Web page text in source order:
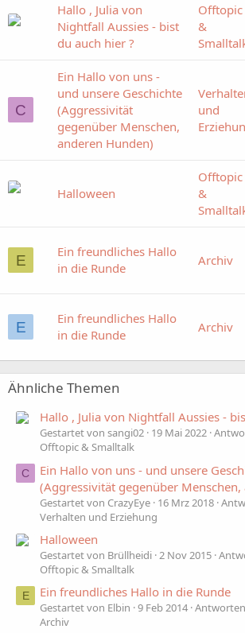
Hallo , Julia von
Nightfall Aussies - bist
du auch hier ?
Offtopic
&
C
Ein Hallo von uns -
und unsere Geschichte
(Aggressivität
gegenüber Menschen,
anderen Hunden)
und
Halloween
Offtopic
&
E
Ein freundliches Hallo
in die Runde
Archiv
E
Ein freundliches Hallo
in die Runde
Archiv
Ähnliche Themen
Hallo , Julia von Nightfall Aussies -
Gestartet von sangi02 19 Mai 2022
Offtopic & Smalltalk
C
Ein Hallo von uns - und unsere
(Aggressivität gegenüber
Gestartet von CrazyEye 16 Mrz 2018
Verhalten und Erziehung
Halloween
Gestartet von Brüllheidi 2 Nov 2015
Offtopic & Smalltalk
E Ein freundliches Hallo in die Runde
Gestartet von Elbin 9 Feb 2014
Archiv